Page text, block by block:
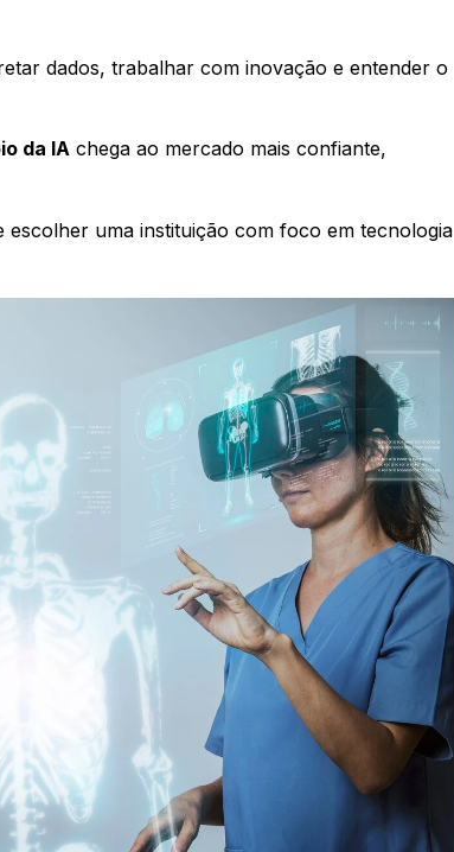
dados, trabalhar com inovação e entender o
da IA chega ao mercado mais confiante,
escolher uma instituição com foco em tecnologia